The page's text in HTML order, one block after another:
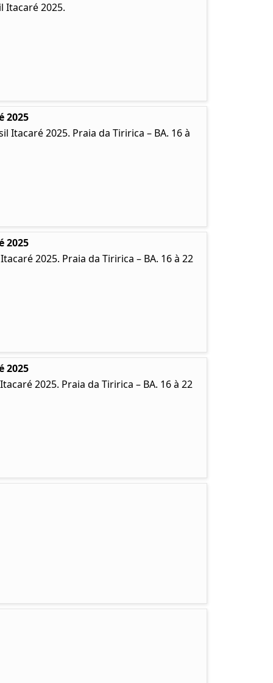
Itacaré 2025.
2025
2025. Praia da Tiririca – BA. 16 à
2025
2025. Praia da Tiririca – BA. 16 à 22
2025
2025. Praia da Tiririca – BA. 16 à 22